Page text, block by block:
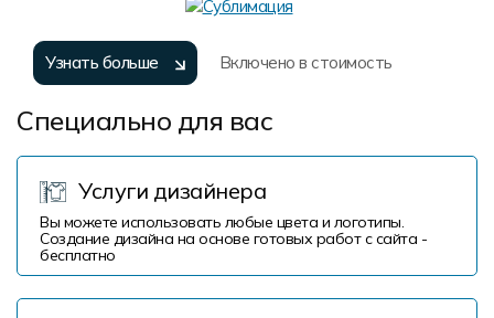
Узнать больше Включено в стоимость
Специально для вас
Услуги дизайнера
Вы можете использовать любые цвета и логотипы.
Создание дизайна на основе готовых работ с сайта -
бесплатно